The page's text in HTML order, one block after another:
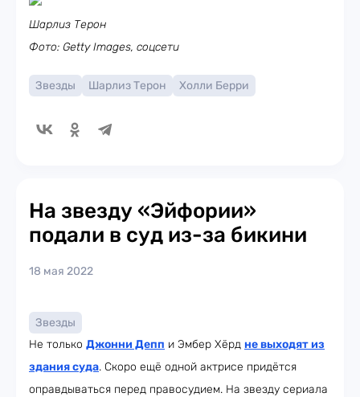
Шарлиз Терон
Фото: Getty Images, соцсети
Звезды Шарлиз Терон Холли Берри
На звезду «Эйфории»
подали в суд из-за бикини
18 мая 2022
Звезды
Не только Джонни Депп и Эмбер Хёрд не выходят из
здания суда. Скоро ещё одной актрисе придётся
оправдываться перед правосудием. На звезду сериала